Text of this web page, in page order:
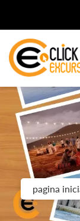
pagina